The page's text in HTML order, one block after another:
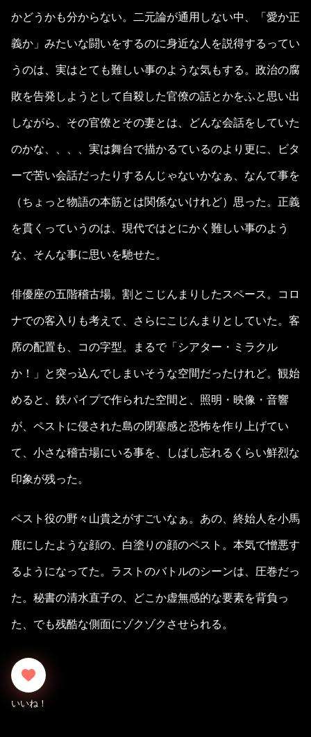
かどうかも分からない。二元論が通用しない中、「愛か正
義か」みたいな闘いをするのに身近な人を説得するってい
うのは、実はとても難しい事のような気もする。政治の腐
敗を告発しようとして自殺した官僚の話とかをふと思い出
しながら、その官僚とその妻とは、どんな会話をしていた
のかな、、、、実は舞台で描かるているのより更に、ビタ
ーで苦い会話だったりするんじゃないかなぁ、なんて事を
（ちょっと物語の本筋とは関係ないけれど）思った。正義
を貫くっていうのは、現代ではとにかく難しい事のよう
な、そんな事に思いを馳せた。
俳優座の五階稽古場。割とこじんまりしたスペース。コロ
ナでの客入りも考えて、さらにこじんまりとしていた。客
席の配置も、コの字型。まるで「シアター・ミラクル
か！」と突っ込んでしまいそうな空間だったけれど。観始
めると、鉄パイプで作られた空間と、照明・映像・音響
が、ペストに侵された島の閉塞感と恐怖を作り上げてい
て、小さな稽古場にいる事を、しばし忘れるくらい鮮烈な
印象が残った。
ペスト役の野々山貴之がすごいなぁ。あの、終始人を小馬
鹿にしたような顔の、白塗りの顔のペスト。本気で憎悪す
るようになってた。ラストのバトルのシーンは、圧巻だっ
た。秘書の清水直子の、どこか虚無感的な要素を背負っ
た、でも残酷な側面にゾクゾクさせられる。